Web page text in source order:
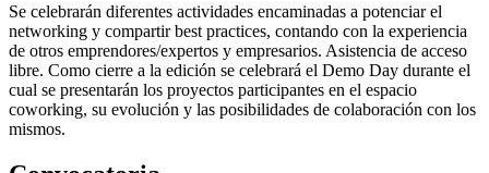
Se celebrarán diferentes actividades encaminadas a potenciar el
networking y compartir best practices, contando con la experiencia
de otros emprendores/expertos y empresarios. Asistencia de acceso
libre. Como cierre a la edición se celebrará el Demo Day durante el
cual se presentarán los proyectos participantes en el espacio
coworking, su evolución y las posibilidades de colaboración con los
mismos.